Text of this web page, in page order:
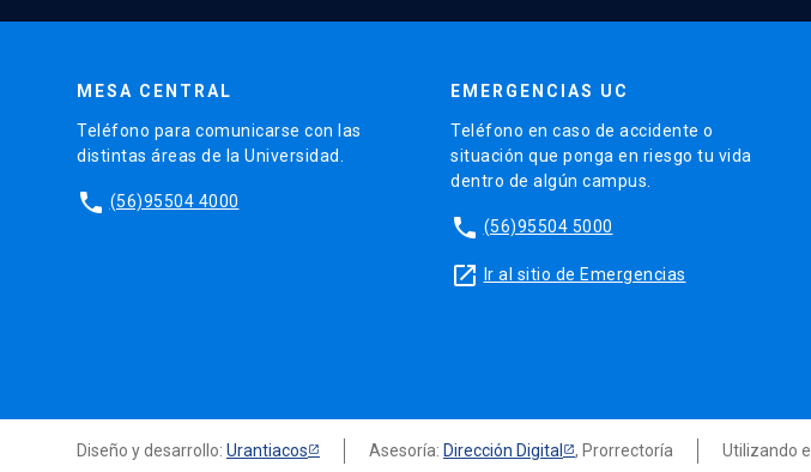
MESA CENTRAL
Teléfono para comunicarse con las
distintas áreas de la Universidad.
phone (56)95504 4000
EMERGENCIAS UC
Teléfono en caso de accidente o
situación que ponga en riesgo tu vida
dentro de algún campus.
phone (56)95504 5000
launch Ir al sitio de Emergencias
Diseño y desarrollo: Urantiacos Asesoría: Dirección Digital , Prorrectoría Utilizando el